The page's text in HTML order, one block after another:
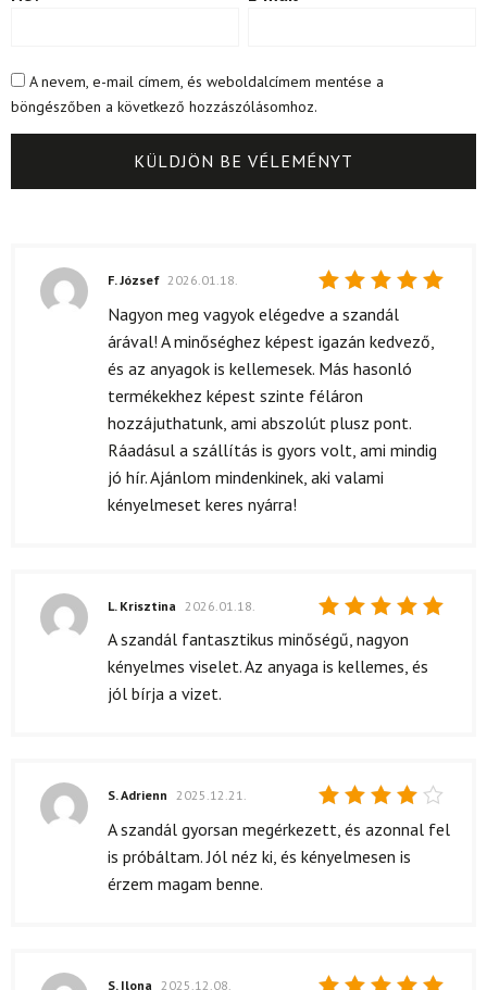
A nevem, e-mail címem, és weboldalcímem mentése a
böngészőben a következő hozzászólásomhoz.
Értékelés:
F. József 2026.01.18.
Nagyon meg vagyok elégedve a szandál
árával! A minőséghez képest igazán kedvező,
és az anyagok is kellemesek. Más hasonló
termékekhez képest szinte féláron
hozzájuthatunk, ami abszolút plusz pont.
Ráadásul a szállítás is gyors volt, ami mindig
jó hír. Ajánlom mindenkinek, aki valami
kényelmeset keres nyárra!
Értékelés:
5/ 5
L. Krisztina 2026.01.18.
A szandál fantasztikus minőségű, nagyon
kényelmes viselet. Az anyaga is kellemes, és
jól bírja a vizet.
Értékelés:
/ 5
S. Adrienn 2025.12.21.
A szandál gyorsan megérkezett, és azonnal fel
is próbáltam. Jól néz ki, és kényelmesen is
érzem magam benne.
S. Ilona 2025.12.08.